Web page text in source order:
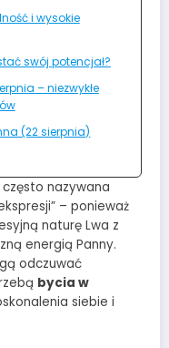
i wysokie
swój potencjał?
– niezwykłe
(22 sierpnia)
nazywana
– ponieważ
naturę Lwa z
energią Panny.
odczuwać
bycia w
siebie i